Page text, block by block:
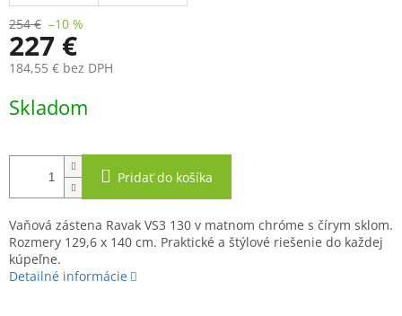
254 € –10 %
227 €
184,55 € bez DPH
cena:
Skladom
Pridať do košíka
Vaňová zástena Ravak VS3 130 v matnom chróme s čírym sklom.
Rozmery 129,6 x 140 cm. Praktické a štýlové riešenie do každej
kúpeľne.
Detailné informácie